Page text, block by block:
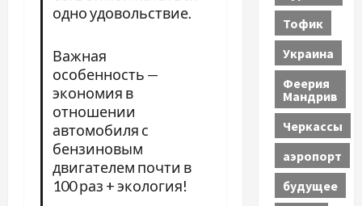
одно удовольствие.
Важная
особенность —
экономия в
отношении
автомобиля с
бензиновым
двигателем почти в
100 раз + экология!
Тофик
Украина
Феерия
Мандрив
Черкассы
аэропорт
будущее